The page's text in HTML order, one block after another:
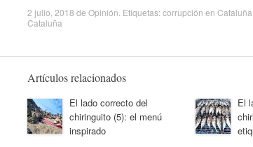
2 julio, 2018 de Opinión . Etiquetas:corrupción en Cataluña
Cataluña
Artículos relacionados
El lado correcto del
chiringuito (5): el menú
inspirado
El